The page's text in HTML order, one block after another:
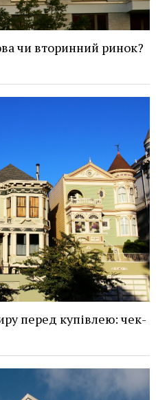
чи вторинний ринок?
перед купівлею: чек-